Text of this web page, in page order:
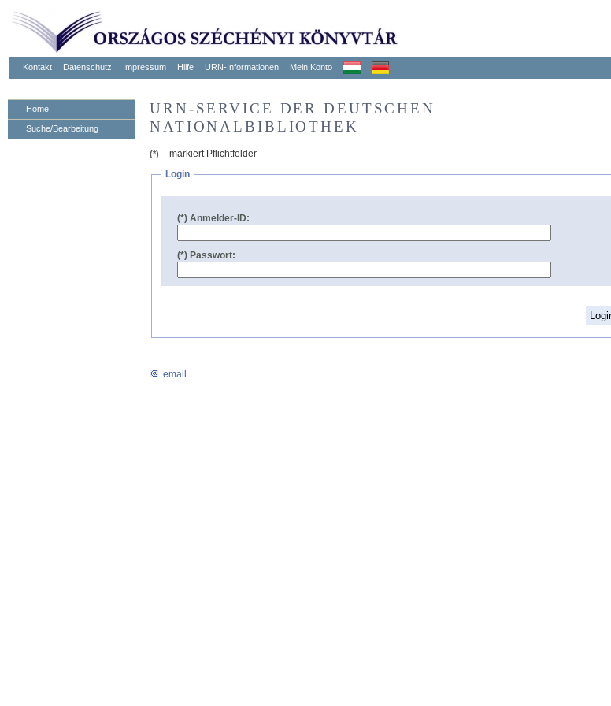
Kontakt Datenschutz Impressum Hilfe URN-Informationen Mein Konto
Home
Suche/Bearbeitung
URN-SERVICE DER DEUTSCHEN
NATIONALBIBLIOTHEK
(*)
markiert Pflichtfelder
Login
(*) Anmelder-ID:
(*) Passwort:
email